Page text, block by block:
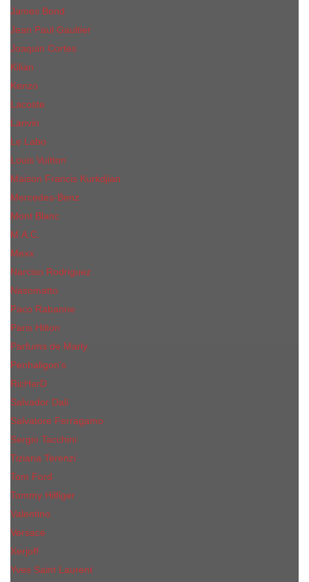
James Bond
Jean Paul Gaultier
Joaquin Сortes
Kilian
Kenzo
Lacoste
Lanvin
Le Labo
Louis Vuitton
Maison Francis Kurkdjian
Mercedes-Benz
Mont Blanc
M.А.C.
Mexx
Narciso Rodriguez
Nasomatto
Paco Rabanne
Paris Hilton
Parfums de Marly
Penhaligon​'s
RicHarD
Salvador Dali
Salvatore Ferragamo
Sergio Tacchini
Tiziana Terenzi
Tom Ford
Tommy Hilfiger
Valentino
Versace
Xerjoff
Yves Saint Laurent